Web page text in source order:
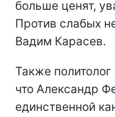
больше ценят,
Против слабых
Вадим Карасев.
Также
что Александр
единственной